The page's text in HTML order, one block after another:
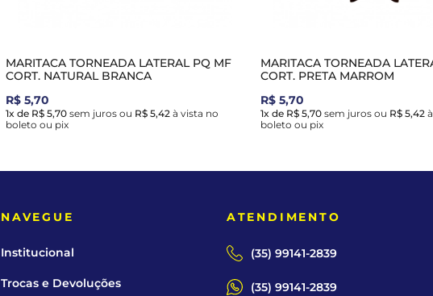
MARITACA TORNEADA LATERAL PQ MF
CORT. NATURAL BRANCA
R$ 5,70
1x de R$ 5,70 sem juros ou R$ 5,42 à vista no
boleto ou pix
MARITACA TORNEADA
CORT. PRETA MARROM
R$ 5,70
1x de R$ 5,70 sem juros ou R$ 5,42
boleto ou pix
NAVEGUE
Institucional
Trocas e Devoluções
ATENDIMENTO
(35) 99141-2839
(35) 99141-2839